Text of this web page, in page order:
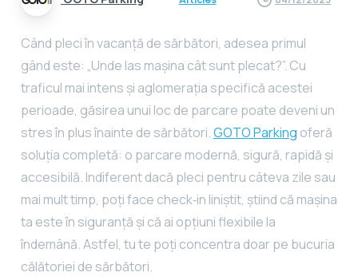
Când pleci în vacanță de sărbători, adesea primul
gând este: „Unde las mașina cât sunt plecat?”. Cu
traficul mai intens și aglomerația specifică acestei
perioade, găsirea unui loc de parcare poate deveni un
stres în plus înainte de sărbători.GOTO Parking oferă
soluția completă: o parcare modernă, sigură, rapidă și
accesibilă. Indiferent dacă pleci pentru câteva zile sau
mai mult timp, poți face check‑in liniștit, știind că mașina
ta este în siguranță și că ai opțiuni flexibile la
îndemână. Astfel, tu te poți concentra doar pe bucuria
călătoriei de sărbători.